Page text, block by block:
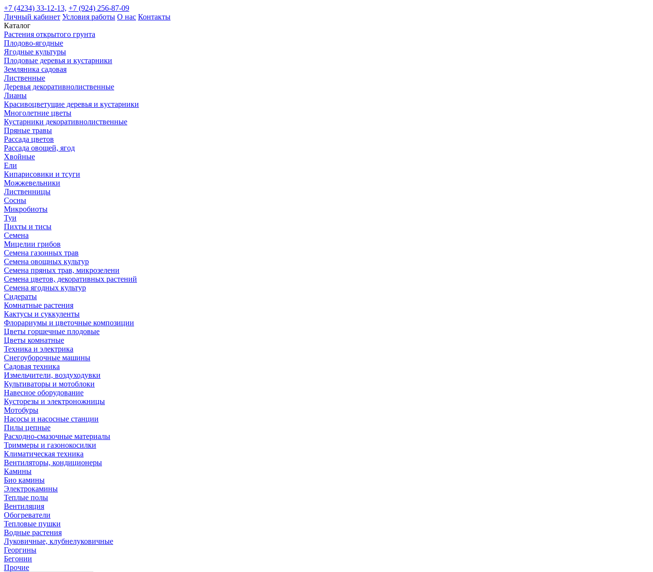
+7 (4234) 33-12-13, +7 (924) 256-87-09
Личный кабинет Условия работы О нас Контакты
Каталог
Растения открытого грунта
Плодово-ягодные
Ягодные культуры
Плодовые деревья и кустарники
Земляника садовая
Лиственные
Деревья декоративнолиственные
Лианы
Красивоцветущие деревья и кустарники
Многолетние цветы
Кустарники декоративнолиственные
Пряные травы
Рассада цветов
Рассада овощей, ягод
Хвойные
Ели
Кипарисовики и тсуги
Можжевельники
Лиственницы
Сосны
Микробиоты
Туи
Пихты и тисы
Семена
Мицелии грибов
Семена газонных трав
Семена овощных культур
Семена пряных трав, микрозелени
Семена цветов, декоративных растений
Семена ягодных культур
Сидераты
Комнатные растения
Кактусы и суккуленты
Флорариумы и цветочные композиции
Цветы горшечные плодовые
Цветы комнатные
Техника и электрика
Снегоуборочные машины
Садовая техника
Измельчители, воздуходувки
Культиваторы и мотоблоки
Навесное оборудование
Кусторезы и электроножницы
Мотобуры
Насосы и насосные станции
Пилы цепные
Расходно-смазочные материалы
Триммеры и газонокосилки
Климатическая техника
Вентиляторы, кондиционеры
Камины
Био камины
Электрокамины
Теплые полы
Вентиляция
Обогреватели
Тепловые пушки
Водные растения
Луковичные, клубнелуковичные
Георгины
Бегонии
Прочие